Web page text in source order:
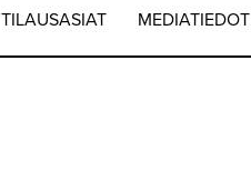
TILAUSASIAT MEDIATIEDOT